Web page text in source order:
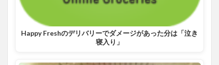
Happy Freshのデリバリーでダメージがあった分は「泣き
寝入り」